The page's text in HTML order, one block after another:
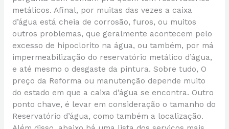
metálicos. Afinal, por muitas das vezes a caixa
d’água está cheia de corrosão, furos, ou muitos
outros problemas, que geralmente acontecem pelo
excesso de hipoclorito na água, ou também, por má
impermeabilização do reservatório metálico d’água,
e até mesmo o desgaste da pintura. Sobre tudo, O
preço da Reforma ou manutenção depende muito
do estado em que a caixa d’água se encontra. Outro
ponto chave, é levar em consideração o tamanho do
Reservatório d’água, como também a localização.